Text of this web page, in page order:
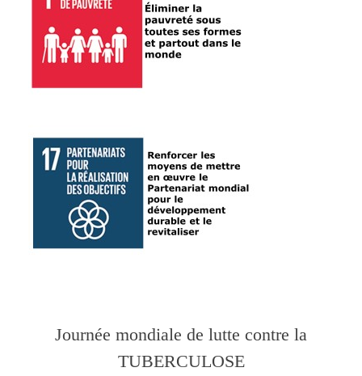
Journée mondiale de lutte contre la
TUBERCULOSE